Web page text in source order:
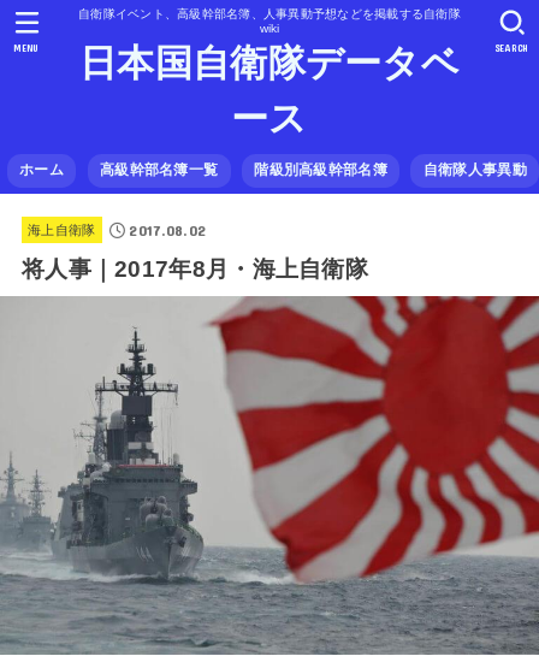
自衛隊イベント、高級幹部名簿、人事異動予想などを掲載する自衛隊
wiki
日本国自衛隊データベ
ース
ホーム 高級幹部名簿一覧 階級別高級幹部名簿 自衛隊人事異動
SEARCH
MENU
海上自衛隊 2017.08.02
将人事｜2017年8月・海上自衛隊